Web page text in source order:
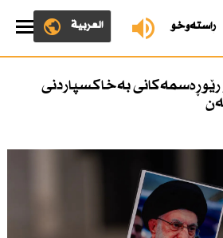
ڕاستەوخۆ العربية
رێوڕەسمەكانی بەخاكسپاردنی